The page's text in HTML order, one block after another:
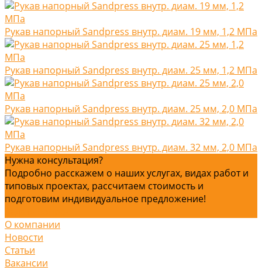
Рукав напорный Sandpress внутр. диам. 19 мм, 1,2 МПа
Рукав напорный Sandpress внутр. диам. 25 мм, 1,2 МПа
Рукав напорный Sandpress внутр. диам. 25 мм, 2,0 МПа
Рукав напорный Sandpress внутр. диам. 32 мм, 2,0 МПа
Нужна консультация?
Подробно расскажем о наших услугах, видах работ и
типовых проектах, рассчитаем стоимость и
подготовим индивидуальное предложение!
О компании
Новости
Статьи
Вакансии